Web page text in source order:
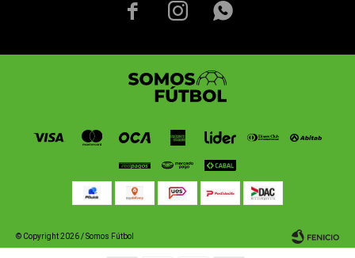
  
© Copyright 2026 / Somos Fútbol